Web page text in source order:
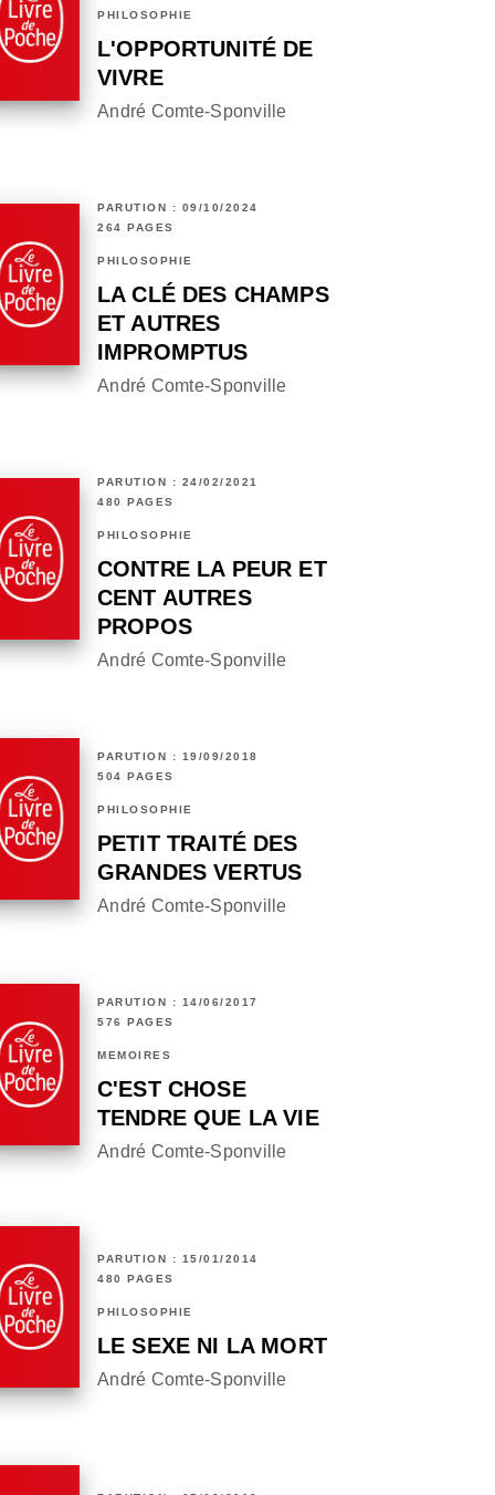
PHILOSOPHIE
L'OPPORTUNITÉ DE
VIVRE
André Comte-Sponville
PARUTION : 09/10/2024
264 PAGES
PHILOSOPHIE
LA CLÉ DES CHAMPS
ET AUTRES
IMPROMPTUS
André Comte-Sponville
PARUTION : 24/02/2021
480 PAGES
PHILOSOPHIE
CONTRE LA PEUR ET
CENT AUTRES
PROPOS
André Comte-Sponville
PARUTION : 19/09/2018
504 PAGES
PHILOSOPHIE
PETIT TRAITÉ DES
GRANDES VERTUS
André Comte-Sponville
PARUTION : 14/06/2017
576 PAGES
MÉMOIRES
C'EST CHOSE
TENDRE QUE LA VIE
André Comte-Sponville
PARUTION : 15/01/2014
480 PAGES
PHILOSOPHIE
LE SEXE NI LA MORT
André Comte-Sponville